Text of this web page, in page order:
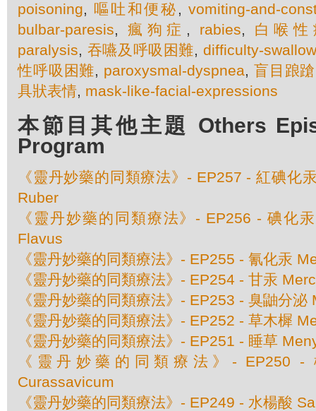
poisoning, 嘔吐和便秘 , vomiting-and-
bulbar-paresis, 瘋狗症 , rabies, 白喉
paralysis, 吞嚥及呼吸困難, difficulty-
性呼吸困難, paroxysmal-dyspnea, 盲目踉蹌
具狀表情, mask-like-facial-expressions
本節目其他主題 Others
Program
《靈丹妙藥的同類療法》- EP257 - 紅碘化
Ruber
《靈丹妙藥的同類療法》- EP256 - 碘化
Flavus
《靈丹妙藥的同類療法》- EP255 - 氰化汞
《靈丹妙藥的同類療法》- EP254 - 甘汞
《靈丹妙藥的同類療法》- EP253 - 臭鼬分
《靈丹妙藥的同類療法》- EP252 - 草木樨
《靈丹妙藥的同類療法》- EP251 - 睡草
《靈丹妙藥的同類療法》- EP250 -
Curassavicum
《靈丹妙藥的同類療法》- EP249 - 水楊酸